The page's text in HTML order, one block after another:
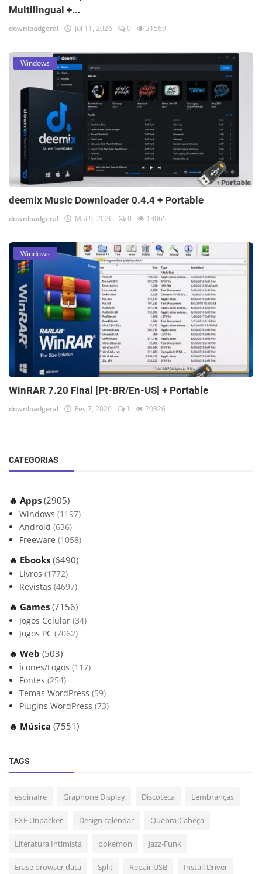
Multilingual +...
downloadgeral Jul 11, 2026 0 21569
Windows
deemix Music Downloader 0.4.4 + Portable
downloadgeral Mai 9, 2026 0 13065
Windows
WinRAR 7.20 Final [Pt-BR/En-US] + Portable
downloadgeral Fev 7, 2026 1 20326
CATEGORIAS
🔥 Apps (2905)
Windows (1197)
Android (636)
Freeware (1058)
🔥 Ebooks (6490)
Livros (1772)
Revistas (4697)
🔥 Games (7156)
Jogos Celular (34)
Jogos PC (7062)
🔥 Web (503)
Ícones/Logos (117)
Fontes (254)
Temas WordPress (59)
Plugins WordPress (73)
🔥 Música (7551)
TAGS
espinafre Graphone Display Discoteca Lembranças
EXE Unpacker Design calendar Quebra-Cabeça
Literatura Intimista pokemon Jazz-Funk
Erase browser data Split Repair USB Install Driver